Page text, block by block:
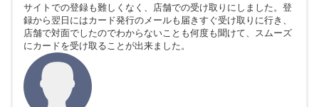
サイトでの登録も難しくなく、店舗での受け取りにしました。登
録から翌日にはカード発行のメールも届きすぐ受け取りに行き、
店舗で対面でしたのでわからないことも何度も聞けて、スムーズ
にカードを受け取ることが出来ました。